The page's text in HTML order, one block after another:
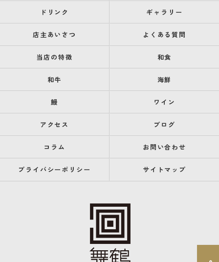
ドリンク ギャラリー
店主あいさつ よくある質問
当店の特徴 和食
和牛 海鮮
鰻 ワイン
アクセス ブログ
コラム お問い合わせ
プライバシーポリシー サイトマップ